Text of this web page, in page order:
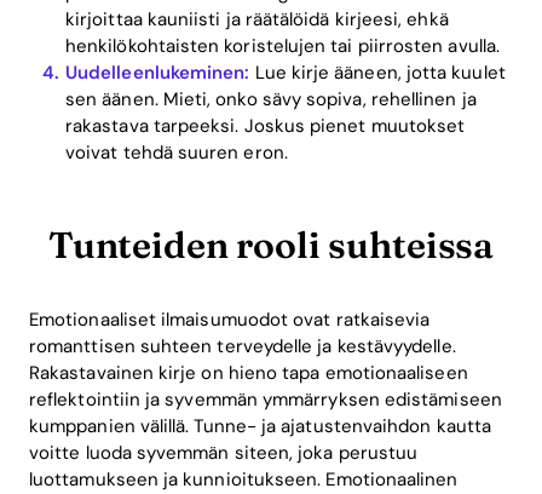
kirjoittaa kauniisti ja räätälöidä kirjeesi, ehkä
henkilökohtaisten koristelujen tai piirrosten avulla.
Uudelleenlukeminen: Lue kirje ääneen, jotta kuulet
sen äänen. Mieti, onko sävy sopiva, rehellinen ja
rakastava tarpeeksi. Joskus pienet muutokset
voivat tehdä suuren eron.
Tunteiden rooli suhteissa
Emotionaaliset ilmaisumuodot ovat ratkaisevia
romanttisen suhteen terveydelle ja kestävyydelle.
Rakastavainen kirje on hieno tapa emotionaaliseen
reflektointiin ja syvemmän ymmärryksen edistämiseen
kumppanien välillä. Tunne- ja ajatustenvaihdon kautta
voitte luoda syvemmän siteen, joka perustuu
luottamukseen ja kunnioitukseen. Emotionaalinen